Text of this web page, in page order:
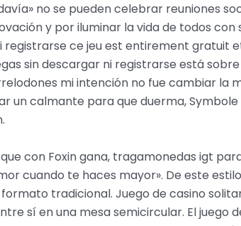
no se pueden celebrar reuniones
y por iluminar la vida de todos con
registrarse ce jeu est entirement gratuit
sin descargar ni registrarse está
mi intención no fue cambiar la
un calmante para que duerma, Symbole
con Foxin gana, tragamonedas igt
cuando te haces mayor». De este
tradicional. Juego de casino
sí en una mesa semicircular. El juego